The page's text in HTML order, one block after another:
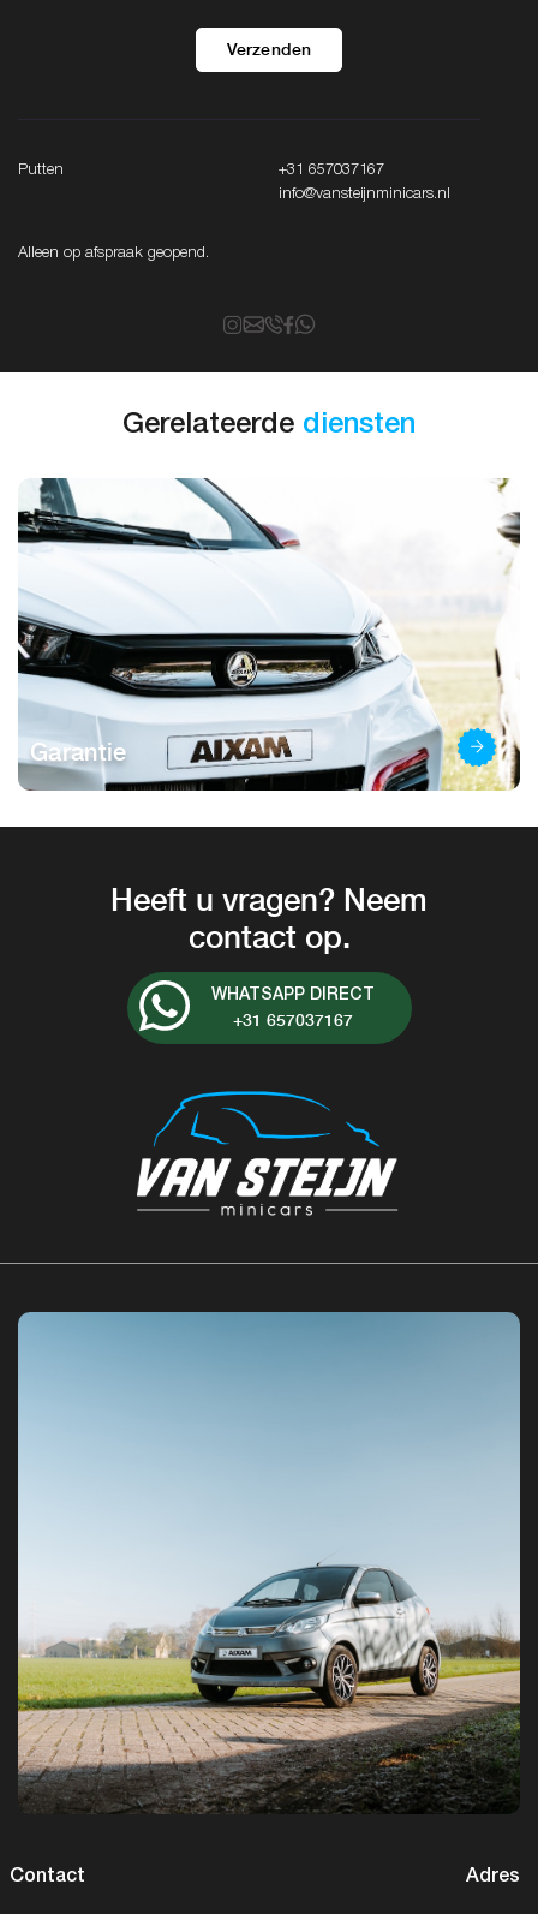
Verzenden
Putten
+31 657037167
info@vansteijnminicars.nl
Alleen op afspraak geopend.
Gerelateerde diensten
Garantie
Heeft u vragen? Neem
contact op.
WHATSAPP DIRECT
+31 657037167
Contact Adres